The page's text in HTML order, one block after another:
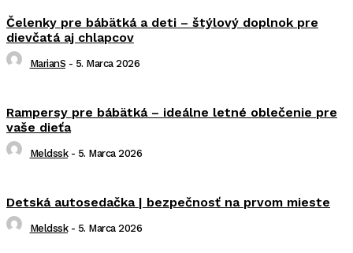
Čelenky pre bábätká a deti – štýlový doplnok pre
dievčatá aj chlapcov
MarianS - 5. Marca 2026
Rampersy pre bábätká – ideálne letné oblečenie pre
vaše dieťa
Meldssk - 5. Marca 2026
Detská autosedačka | bezpečnosť na prvom mieste
Meldssk - 5. Marca 2026